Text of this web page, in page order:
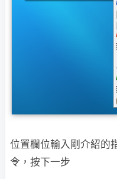
位置欄位輸入剛介紹的
令，按下一步